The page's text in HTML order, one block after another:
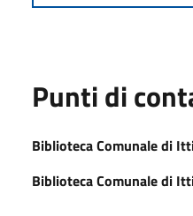
Punti di
Biblioteca Comunale di
Biblioteca Comunale di